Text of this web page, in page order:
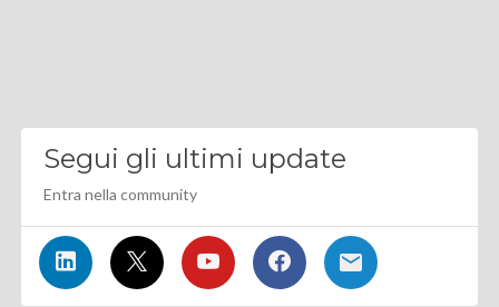
Segui gli ultimi update
Entra nella community